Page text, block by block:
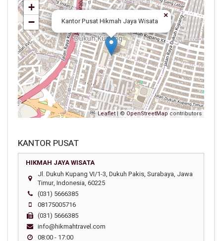
Kantor Pusat Hikmah Jaya Wisata
×
+
−
Leaflet| © OpenStreetMapcontributors
KANTOR PUSAT
HIKMAH JAYA WISATA
Jl. Dukuh Kupang VI/1-3, Dukuh Pakis, Surabaya, Jawa
Timur, Indonesia, 60225
(031) 5666385
08175005716
(031) 5666385
info@hikmahtravel.com
08:00 - 17:00